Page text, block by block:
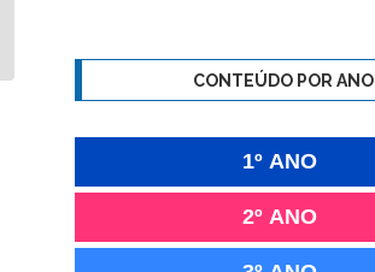
CONTEÚDO POR ANO
1º ANO
2º ANO